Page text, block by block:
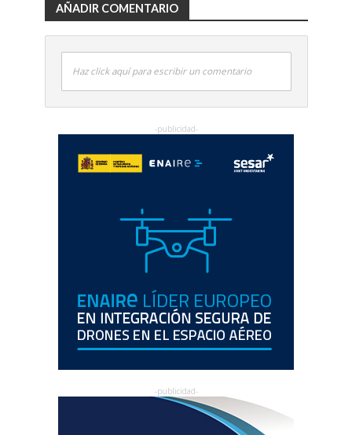
AÑADIR COMENTARIO
Haz click aquí para escribir un comentario